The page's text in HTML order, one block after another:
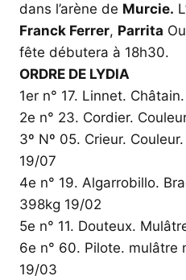
dans l’arène de Murcie.
Franck Ferrer, Parrita
fête débutera à 18h30.
ORDRE DE LYDIA
1er n° 17. Linnet.
2e n° 23. Cordier.
3º Nº 05. Crieur.
19/07
4e n° 19. Algarrobillo.
398kg 19/02
5e n° 11. Douteux.
6e n° 60. Pilote. mulâtre
19/03